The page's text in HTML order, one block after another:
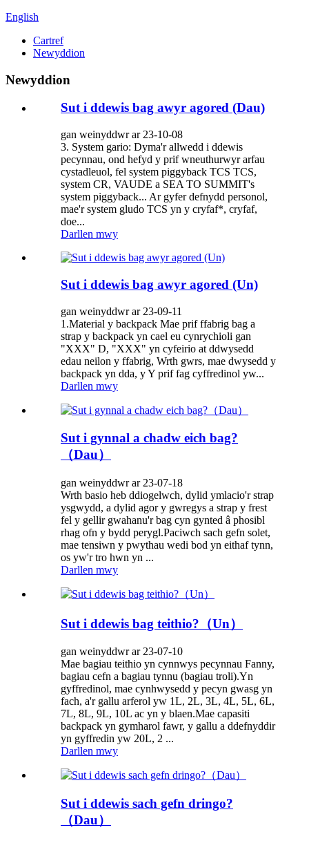
English
Cartref
Newyddion
Newyddion
Sut i ddewis bag awyr agored (Dau)
gan weinyddwr ar 23-10-08
3. System gario: Dyma'r allwedd i ddewis
pecynnau, ond hefyd y prif wneuthurwyr arfau
cystadleuol, fel system piggyback TCS TCS,
system CR, VAUDE a SEA TO SUMMIT's
system piggyback... Ar gyfer defnydd personol,
mae'r system gludo TCS yn y cryfaf*, cryfaf,
doe...
Darllen mwy
Sut i ddewis bag awyr agored (Un)
gan weinyddwr ar 23-09-11
1.Material y backpack Mae prif ffabrig bag a
strap y backpack yn cael eu cynrychioli gan
"XXX" D, "XXX" yn cyfeirio at ddwysedd
edau neilon y ffabrig, Wrth gwrs, mae dwysedd y
backpack yn dda, y Y prif fag cyffredinol yw...
Darllen mwy
Sut i gynnal a chadw eich bag?
（Dau）
gan weinyddwr ar 23-07-18
Wrth basio heb ddiogelwch, dylid ymlacio'r strap
ysgwydd, a dylid agor y gwregys a strap y frest
fel y gellir gwahanu'r bag cyn gynted â phosibl
rhag ofn y bydd perygl.Paciwch sach gefn solet,
mae tensiwn y pwythau wedi bod yn eithaf tynn,
os yw'r tro hwn yn ...
Darllen mwy
Sut i ddewis bag teithio?（Un）
gan weinyddwr ar 23-07-10
Mae bagiau teithio yn cynnwys pecynnau Fanny,
bagiau cefn a bagiau tynnu (bagiau troli).Yn
gyffredinol, mae cynhwysedd y pecyn gwasg yn
fach, a'r gallu arferol yw 1L, 2L, 3L, 4L, 5L, 6L,
7L, 8L, 9L, 10L ac yn y blaen.Mae capasiti
backpack yn gymharol fawr, y gallu a ddefnyddir
yn gyffredin yw 20L, 2 ...
Darllen mwy
Sut i ddewis sach gefn dringo?
（Dau）